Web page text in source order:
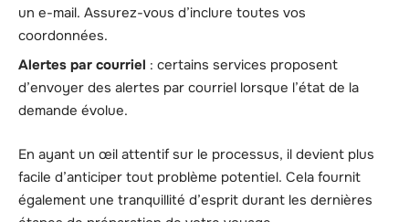
un e-mail. Assurez-vous d’inclure toutes vos
coordonnées.
Alertes par courriel : certains services proposent
d’envoyer des alertes par courriel lorsque l’état de la
demande évolue.
En ayant un œil attentif sur le processus, il devient plus
facile d’anticiper tout problème potentiel. Cela fournit
également une tranquillité d’esprit durant les dernières